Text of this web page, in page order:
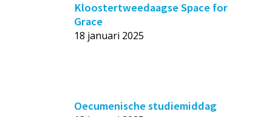
Kloostertweedaagse Space for
Grace
18 januari 2025
Oecumenische studiemiddag